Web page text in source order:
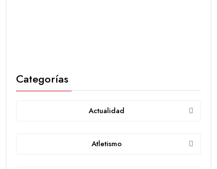
Categorías
Actualidad
Atletismo